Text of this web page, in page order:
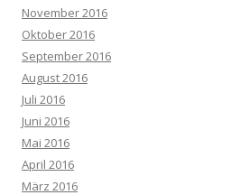
November 2016
Oktober 2016
September 2016
August 2016
Juli 2016
Juni 2016
Mai 2016
April 2016
März 2016